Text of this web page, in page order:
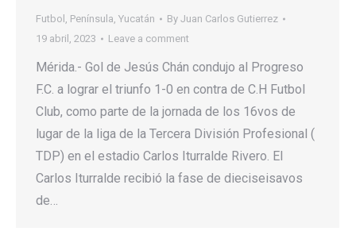
Futbol , Península, Yucatán By Juan Carlos Gutierrez
19 abril, 2023
Leave a comment
Mérida.- Gol de Jesús Chán condujo al Progreso
F.C. a lograr el triunfo 1-0 en contra de C.H Futbol
Club, como parte de la jornada de los 16vos de
lugar de la liga de la Tercera División Profesional (
TDP) en el estadio Carlos Iturralde Rivero. El
Carlos Iturralde recibió la fase de dieciseisavos
de…